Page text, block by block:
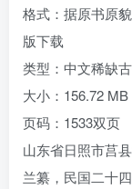
格式：据原书原
版下载
类型：中文稀缺
大小：156.72 MB
页码：1533双页
山东省日照市莒
兰纂，民国二十